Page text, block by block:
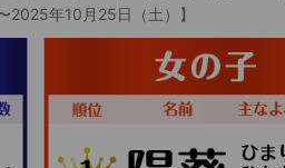
2025年10月25日（土）】